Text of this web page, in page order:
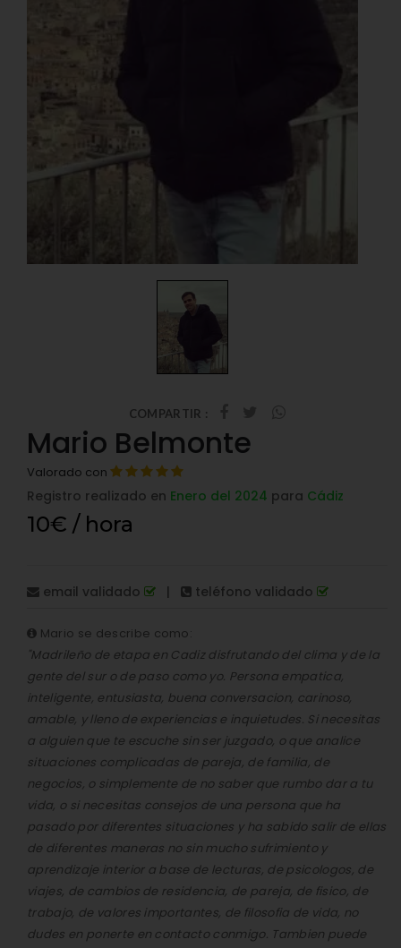
COMPARTIR :
Mario Belmonte
Valorado con
Registro realizado en Enero del 2024 para Cádiz
10€ / hora
email validado | teléfono validado
Mario se describe como:
"Madrileño de etapa en Cadiz disfrutando del clima y de la
gente del sur o de paso como yo. Persona empatica,
inteligente, entusiasta, buena conversacion, carinoso,
amable, y lleno de experiencias e inquietudes. Si necesitas
a alguien que te escuche sin ser juzgado, o que analice
situaciones complicadas de pareja, de familia, de
negocios, o simplemente de no saber que rumbo dar a tu
vida, o si necesitas consejos de una persona que ha
pasado por diferentes situaciones y ha sabido salir de ellas
de diferentes maneras no sin mucho sufrimiento y
aprendizaje interior a base de lecturas, de psicologos, de
viajes, de cambios de residencia, de pareja, de fisico, de
trabajo, de valores importantes, de filosofia de vida, no
dudes en ponerte en contacto conmigo. Tambien puede